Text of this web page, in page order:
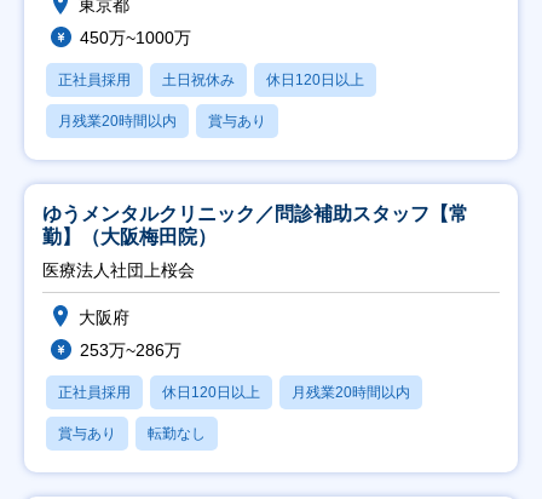
東京都
450万~1000万
正社員採用 土日祝休み 休日120日以上
月残業20時間以内 賞与あり
ゆうメンタルクリニック／問診補助スタッフ【常
勤】（大阪梅田院）
医療法人社団上桜会
大阪府
253万~286万
正社員採用 休日120日以上 月残業20時間以内
賞与あり 転勤なし